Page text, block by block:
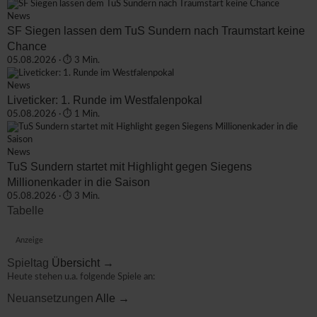
News
SF Siegen lassen dem TuS Sundern nach Traumstart keine
Chance
05.08.2026 · ⏱ 3 Min.
News
Liveticker: 1. Runde im Westfalenpokal
05.08.2026 · ⏱ 1 Min.
News
TuS Sundern startet mit Highlight gegen Siegens
Millionenkader in die Saison
05.08.2026 · ⏱ 3 Min.
Tabelle
Anzeige
Spieltag Übersicht →
Heute stehen u.a. folgende Spiele an:
Neuansetzungen Alle →